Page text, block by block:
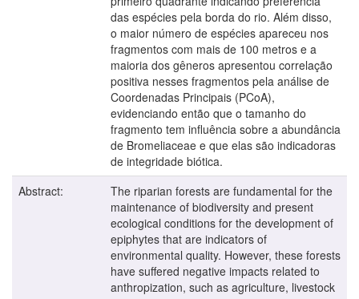
das espécies pela borda do rio. Além disso,
o maior número de espécies apareceu nos
fragmentos com mais de 100 metros e a
maioria dos gêneros apresentou correlação
positiva nesses fragmentos pela análise de
Coordenadas Principais (PCoA),
evidenciando então que o tamanho do
fragmento tem influência sobre a abundância
de Bromeliaceae e que elas são indicadoras
de integridade biótica.
Abstract:
The riparian forests are fundamental for the
maintenance of biodiversity and present
ecological conditions for the development of
epiphytes that are indicators of
environmental quality. However, these forests
have suffered negative impacts related to
anthropization, such as agriculture, livestock